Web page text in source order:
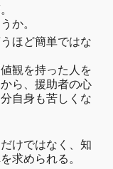
か。
ほど簡単ではな
観を持った人を
ら、援助者の心
自身も苦しくな
けではなく、知
求められる。